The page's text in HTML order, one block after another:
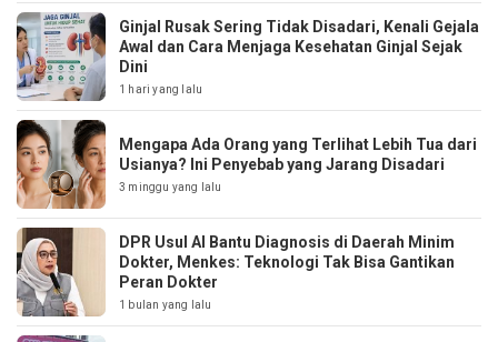
Ginjal Rusak Sering Tidak Disadari, Kenali Gejala
Awal dan Cara Menjaga Kesehatan Ginjal Sejak
Dini
1 hari yang lalu
Mengapa Ada Orang yang Terlihat Lebih Tua dari
Usianya? Ini Penyebab yang Jarang Disadari
3 minggu yang lalu
DPR Usul AI Bantu Diagnosis di Daerah Minim
Dokter, Menkes: Teknologi Tak Bisa Gantikan
Peran Dokter
1 bulan yang lalu